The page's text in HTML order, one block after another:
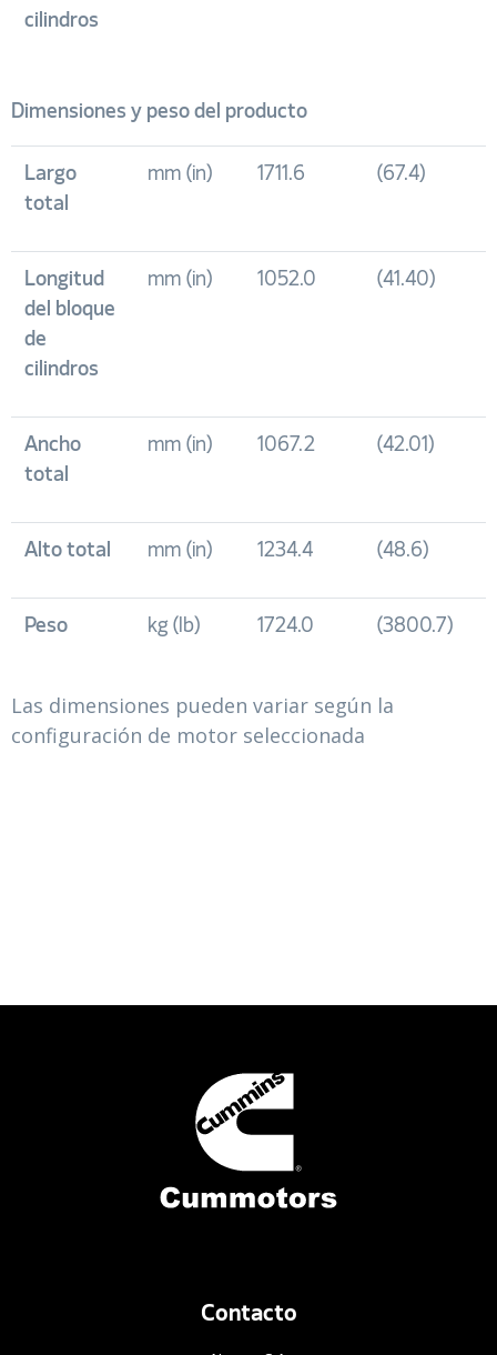
cilindros
Dimensiones y peso del producto
Largo
total
mm (in) 1711.6 (67.4)
Longitud
del bloque
de
cilindros
mm (in) 1052.0 (41.40)
Ancho
total
mm (in) 1067.2 (42.01)
Alto total mm (in) 1234.4 (48.6)
Peso kg (lb) 1724.0 (3800.7)
Las dimensiones pueden variar según la
configuración de motor seleccionada
Contacto